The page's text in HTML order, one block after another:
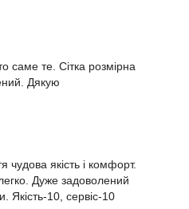
саме те. Сітка розмірна
Дякую
чудова якість і комфорт.
Дуже задоволений
Якість-10, сервіс-10